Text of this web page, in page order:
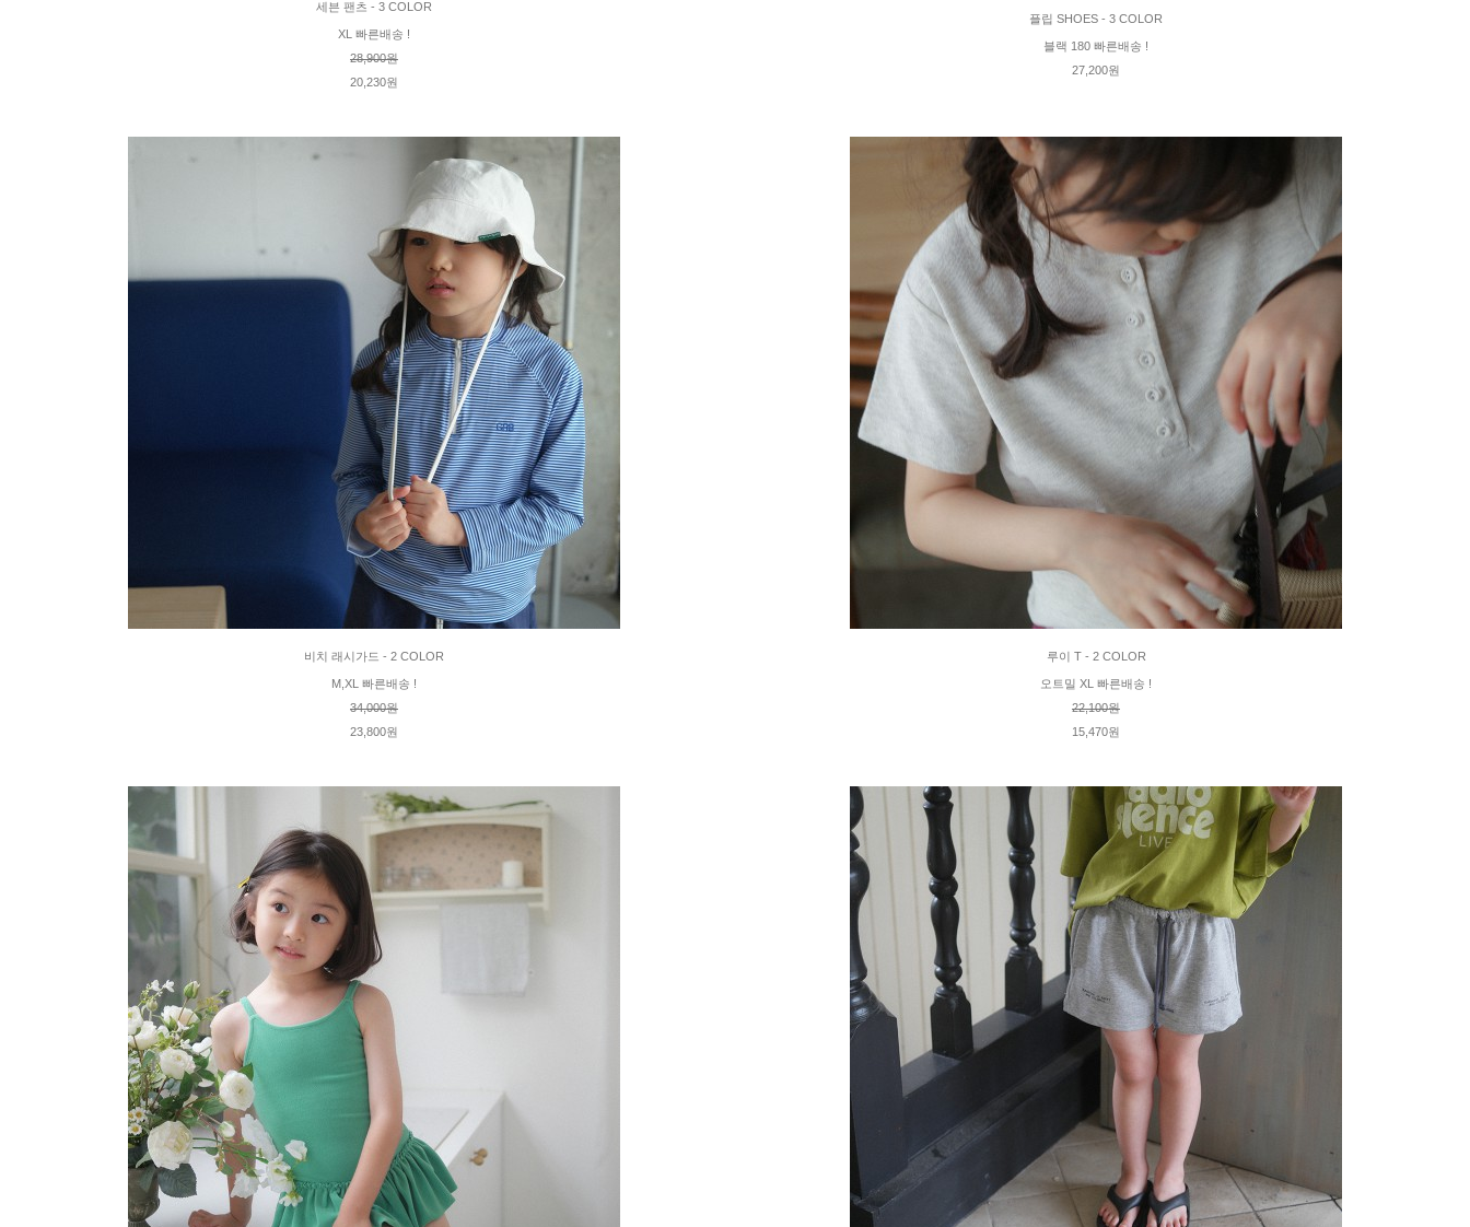
세븐 팬츠 - 3 COLOR
XL 빠른배송 !
28,900원
20,230원
플립 SHOES - 3 COLOR
블랙 180 빠른배송 !
27,200원
비치 래시가드 - 2 COLOR
M,XL 빠른배송 !
34,000원
23,800원
루이 T - 2 COLOR
오트밀 XL 빠른배송 !
22,100원
15,470원